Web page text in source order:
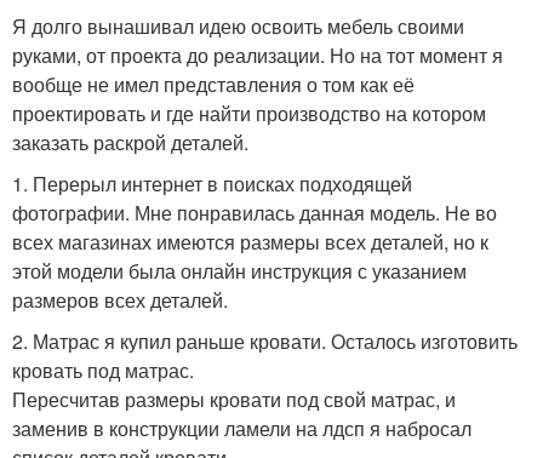
Я долго вынашивал идею освоить мебель своими
руками, от проекта до реализации. Но на тот момент я
вообще не имел представления о том как её
проектировать и где найти производство на котором
заказать раскрой деталей.
1. Перерыл интернет в поисках подходящей
фотографии. Мне понравилась данная модель. Не во
всех магазинах имеются размеры всех деталей, но к
этой модели была онлайн инструкция с указанием
размеров всех деталей.
2. Матрас я купил раньше кровати. Осталось изготовить
кровать под матрас.
Пересчитав размеры кровати под свой матрас, и
заменив в конструкции ламели на лдсп я набросал